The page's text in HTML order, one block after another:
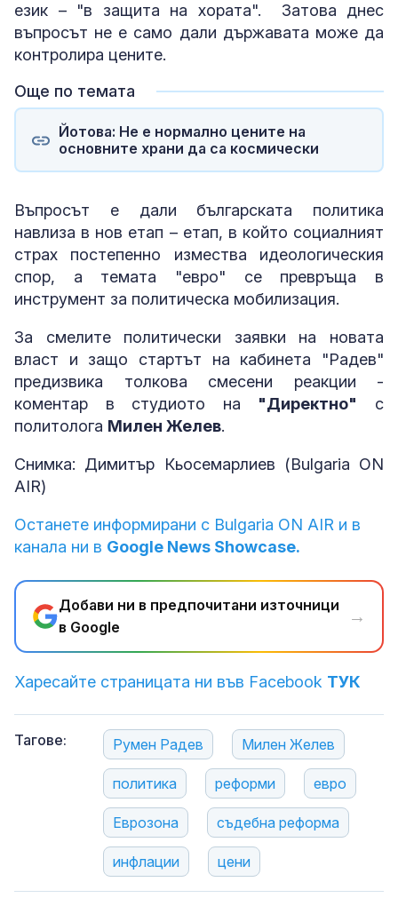
език – "в защита на хората". Затова днес
въпросът не е само дали държавата може да
контролира цените.
Още по темата
Йотова: Не е нормално цените на
основните храни да са космически
Въпросът е дали българската политика
навлиза в нов етап – етап, в който социалният
страх постепенно измества идеологическия
спор, а темата "евро" се превръща в
инструмент за политическа мобилизация.
За смелите политически заявки на новата
власт и защо стартът на кабинета "Радев"
предизвика толкова смесени реакции -
коментар в студиото на "Директно"
с
политолога Милен Желев.
Снимка: Димитър Кьосемарлиев (Bulgaria ON
AIR)
Останете информирани с Bulgaria ON AIR и в
канала ни в Google News Showcase.
Добави ни в предпочитани източници
в Google
→
Харесайте страницата ни във Facebook ТУК
Тагове: Румен Радев Милен Желев
политика реформи евро
Еврозона съдебна реформа
инфлации цени